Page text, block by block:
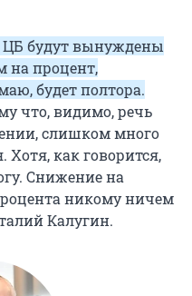
ЦБ будут вынуждены
на процент,
будет полтора.
что, видимо, речь
слишком много
Хотя, как говорится,
Снижение на
никому ничем
Калугин.